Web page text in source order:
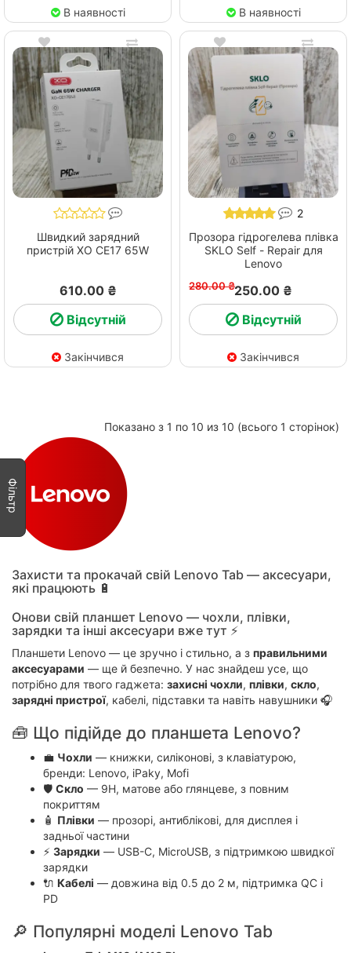
В наявності В наявності
Швидкий зарядний
пристрій ХО СЕ17 65W
610.00 ₴
Відсутній
Закінчився
2
Прозора гідрогелева плівка
SKLO Self - Repair для
Lenovo
280.00 ₴250.00 ₴
Відсутній
Закінчився
Показано з 1 по 10 из 10 (всього 1 сторінок)
Захисти та прокачай свій Lenovo Tab — аксесуари,
які працюють 🔋
Онови свій планшет Lenovo — чохли, плівки,
зарядки та інші аксесуари вже тут ⚡
Планшети Lenovo — це зручно і стильно, а з правильними
аксесуарами — ще й безпечно. У нас знайдеш усе, що
потрібно для твого гаджета: захисні чохли, плівки, скло,
зарядні пристрої, кабелі, підставки та навіть навушники 🎧
🧰 Що підійде до планшета Lenovo?
💼 Чохли — книжки, силіконові, з клавіатурою,
бренди: Lenovo, iPaky, Mofi
🛡️ Скло — 9H, матове або глянцеве, з повним
покриттям
🧴 Плівки — прозорі, антиблікові, для дисплея і
задньої частини
⚡ Зарядки — USB-C, MicroUSB, з підтримкою швидкої
зарядки
🔌 Кабелі — довжина від 0.5 до 2 м, підтримка QC і
PD
🔎 Популярні моделі Lenovo Tab
Фільтр